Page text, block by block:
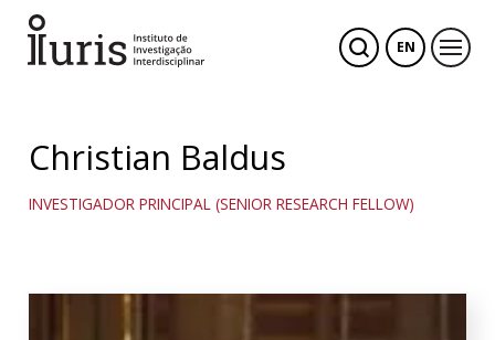
EN
Christian Baldus
INVESTIGADOR PRINCIPAL (SENIOR RESEARCH FELLOW)